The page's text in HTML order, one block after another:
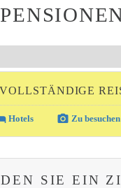
Hotels photo_camera Zu besuchen
SIE EIN